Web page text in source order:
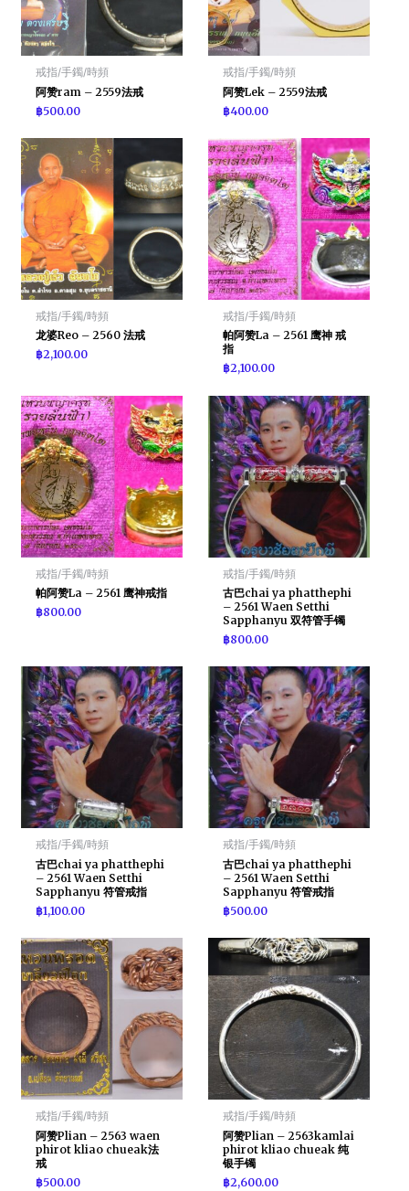
戒指/手鐲/時頻
阿赞ram – 2559法戒
฿500.00
戒指/手鐲/時頻
阿赞Lek – 2559法戒
฿400.00
戒指/手鐲/時頻
龙婆Reo – 2560 法戒
฿2,100.00
戒指/手鐲/時頻
帕阿赞La – 2561 鹰神 戒
指
฿2,100.00
戒指/手鐲/時頻
帕阿赞La – 2561 鹰神戒指
฿800.00
戒指/手鐲/時頻
古巴chai ya phatthephi
– 2561 Waen Setthi
Sapphanyu 双符管手镯
฿800.00
戒指/手鐲/時頻
古巴chai ya phatthephi
– 2561 Waen Setthi
Sapphanyu 符管戒指
฿1,100.00
戒指/手鐲/時頻
古巴chai ya phatthephi
– 2561 Waen Setthi
Sapphanyu 符管戒指
฿500.00
戒指/手鐲/時頻
阿赞Plian – 2563 waen
phirot kliao chueak法
戒
฿500.00
戒指/手鐲/時頻
阿赞Plian – 2563kamlai
phirot kliao chueak 纯
银手镯
฿2,600.00